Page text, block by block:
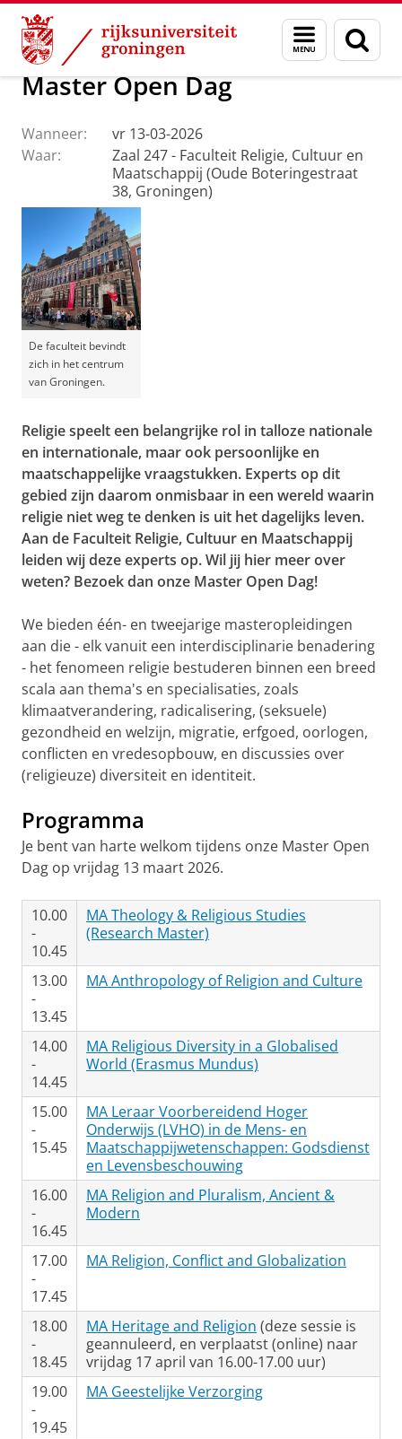
Skip
Content
Skip
Navigation
Menu
en
zoeken
Faculteit Religie, Cultuur en Maatschappij Agenda
Master Open Dag
Wanneer:
vr 13-03-2026
Waar:
Zaal 247 - Faculteit Religie, Cultuur en
Maatschappij (Oude Boteringestraat
38, Groningen)
De faculteit bevindt
zich in het centrum
van Groningen.
Religie speelt een belangrijke rol in talloze nationale
en internationale, maar ook persoonlijke en
maatschappelijke vraagstukken. Experts op dit
gebied zijn daarom onmisbaar in een wereld waarin
religie niet weg te denken is uit het dagelijks leven.
Aan de Faculteit Religie, Cultuur en Maatschappij
leiden wij deze experts op. Wil jij hier meer over
weten? Bezoek dan onze Master Open Dag!
We bieden één- en tweejarige masteropleidingen
aan die - elk vanuit een interdisciplinarie benadering
- het fenomeen religie bestuderen binnen een breed
scala aan thema's en specialisaties, zoals
klimaatverandering, radicalisering, (seksuele)
gezondheid en welzijn, migratie, erfgoed, oorlogen,
conflicten en vredesopbouw, en discussies over
(religieuze) diversiteit en identiteit.
Programma
Je bent van harte welkom tijdens onze Master Open
Dag op vrijdag 13 maart 2026.
10.00
-
10.45
MA Theology & Religious Studies
(Research Master)
13.00
-
13.45
MA Anthropology of Religion and Culture
14.00
-
14.45
MA Religious Diversity in a Globalised
World (Erasmus Mundus)
15.00
-
15.45
MA Leraar Voorbereidend Hoger
Onderwijs (LVHO) in de Mens- en
Maatschappijwetenschappen: Godsdienst
en Levensbeschouwing
16.00
-
16.45
MA Religion and Pluralism, Ancient &
Modern
17.00
-
17.45
MA Religion, Conflict and Globalization
18.00
-
18.45
MA Heritage and Religion (deze sessie is
geannuleerd, en verplaatst (online) naar
vrijdag 17 april van 16.00-17.00 uur)
19.00
-
19.45
MA Geestelijke Verzorging